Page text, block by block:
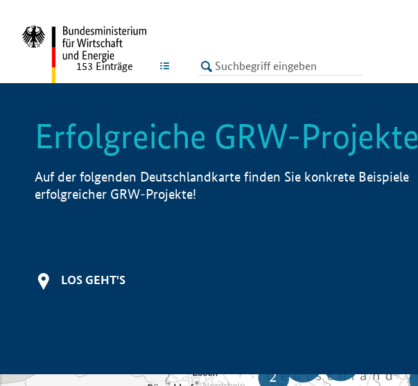
LISTE
153 Einträge
Erfolgreiche GRW-Projekte
Auf der folgenden Deutschlandkarte finden Sie konkrete Beispiele
erfolgreicher GRW-Projekte!
LOS GEHT'S